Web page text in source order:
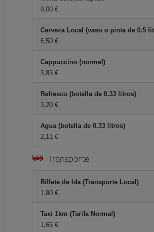
9,00 €
Cerveza Local (vaso o pinta de 0.5
6,50 €
Cappuccino (normal)
3,83 €
Refresco (botella de 0.33 litros)
3,20 €
Agua (botella de 0.33 litros)
2,11 €
Transporte
Billete de Ida (Transporte Local)
1,90 €
Taxi 1km (Tarifa Normal)
1,65 €